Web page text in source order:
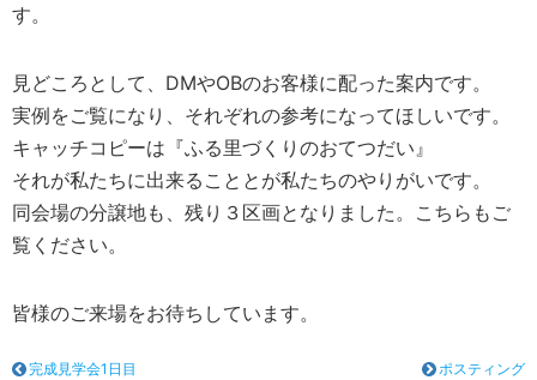
す。
見どころとして、DMやOBのお客様に配った案内です。
実例をご覧になり、それぞれの参考になってほしいです。
キャッチコピーは『ふる里づくりのおてつだい』
それが私たちに出来ることとが私たちのやりがいです。
同会場の分譲地も、残り３区画となりました。こちらもご
覧ください。
皆様のご来場をお待ちしています。
完成見学会1日目 ポスティング